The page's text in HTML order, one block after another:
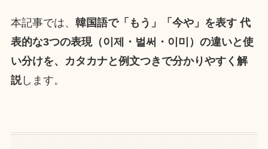
本記事では、 韓国語で「もう」「今や」を表す 代
表的な3つの表現（이제・벌써・이미）の違いと使
い分けを、
カタカナと例文つきで分かりやすく解
説します。